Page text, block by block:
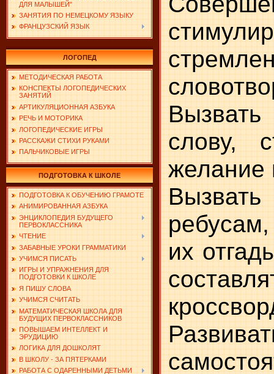
ДЛЯ МАЛЫШЕЙ"
ЗАНЯТИЯ ПО НЕМЕЦКОМУ ЯЗЫКУ
ФРАНЦУЗСКИЙ ЯЗЫК
ЛОГОПЕД
МЕТОДИЧЕСКАЯ РАБОТА
КОНСПЕКТЫ ЛОГОПЕДИЧЕСКИХ
ЗАНЯТИЙ
АРТИКУЛЯЦИОННАЯ АЗБУКА
РЕЧЬ И МОТОРИКА
ЛОГОПЕДИЧЕСКИЕ ИГРЫ
РАССКАЖИ СТИХИ РУКАМИ
ПАЛЬЧИКОВЫЕ ИГРЫ
ПОДГОТОВКА К ШКОЛЕ
ПОДГОТОВКА К ОБУЧЕНИЮ ГРАМОТЕ
АНИМИРОВАННАЯ АЗБУКА
ЭНЦИКЛОПЕДИЯ БУДУЩЕГО
ПЕРВОКЛАССНИКА
ЧТЕНИЕ
ЗАБАВНЫЕ УРОКИ ГРАММАТИКИ
УЧИМСЯ ПИСАТЬ
ИГРЫ И УПРАЖНЕНИЯ ДЛЯ
ПОДГОТОВКИ К ШКОЛЕ
Я ПИШУ СЛОВА
УЧИМСЯ СЧИТАТЬ
МАТЕМАТИЧЕСКАЯ ШКОЛА ДЛЯ
БУДУЩИХ ПЕРВОКЛАССНИКОВ
ПОВЫШАЕМ ИНТЕЛЛЕКТ И
ЭРУДИЦИЮ
ЛОГИКА ДЛЯ ДОШКОЛЯТ
В ШКОЛУ - ЗА ПЯТЕРКАМИ
РАБОТА С ОДАРЕННЫМИ ДЕТЬМИ
слову,
желание
их